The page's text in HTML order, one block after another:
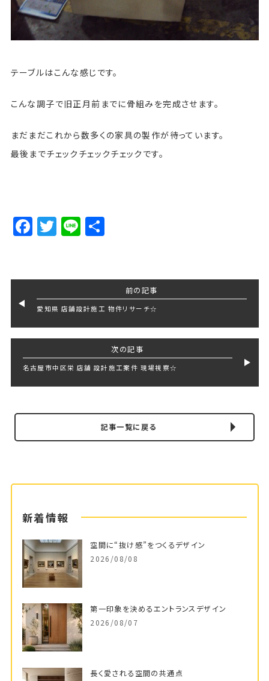
テーブルはこんな感じです。
こんな調子で旧正月前までに骨組みを完成させます。
まだまだこれから数多くの家具の製作が待っています。
最後までチェックチェックチェックです。
Facebook
Twitter
LineShare
前の記事
愛知県 店舗設計施工 物件リサーチ☆
次の記事
名古屋市中区栄 店舗 設計施工案件 現場視察☆
記事一覧に戻る
新着情報
空間に“抜け感”をつくるデザイン
2026/08/08
第一印象を決めるエントランスデザイン
2026/08/07
長く愛される空間の共通点